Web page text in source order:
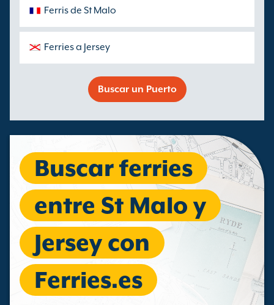
Ferris de St Malo
Ferries a Jersey
Buscar un Puerto
Buscar ferries
entre St Malo y
Jersey con
Ferries.es